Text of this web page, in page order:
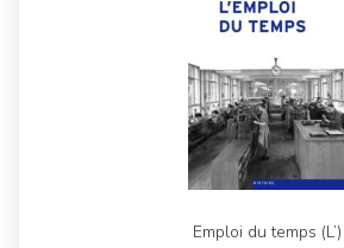
Emploi du temps (L’)